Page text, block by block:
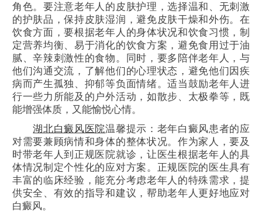
角色。要注意老年人的皮肤护理，选择温和、无刺激
的护肤品，保持皮肤湿润，避免皮肤干燥和外伤。在
饮食方面，要根据老年人的身体状况和饮食习惯，制
定营养均衡、易于消化的饮食方案，避免食用过于油
腻、辛辣刺激性的食物。同时，要多陪伴老年人，与
他们沟通交流，了解他们的心理状态，避免他们因疾
病而产生孤独、抑郁等负面情绪。适当鼓励老年人进
行一些力所能及的户外活动，如散步、太极拳等，既
能增强体质，又能愉悦心情。
湖北白癜风医院温馨提示：老年白癜风患者的应
对需要兼顾病情和身体的整体状况。作为家人，要及
时带老年人到正规医院就诊，让医生根据老年人的具
体情况制定个性化的应对方案。正规医院的医生具有
丰富的临床经验，能充分考虑老年人的特殊需求，提
供安全、有效的指导和建议，帮助老年人更好地应对
白癜风。